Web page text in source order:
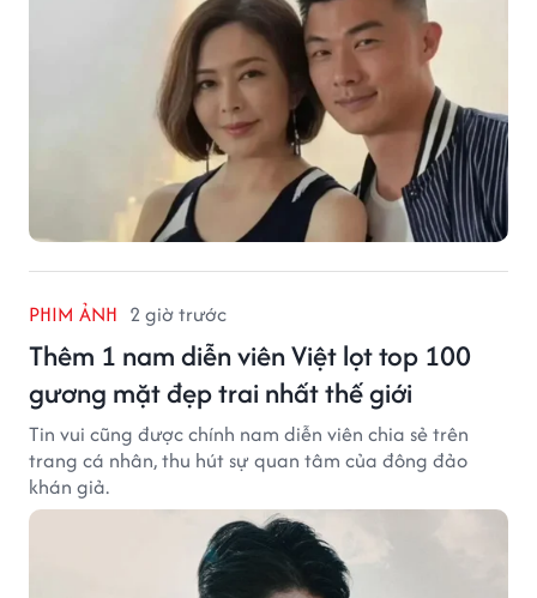
PHIM ẢNH 2 giờ trước
Thêm 1 nam diễn viên Việt lọt top 100
gương mặt đẹp trai nhất thế giới
Tin vui cũng được chính nam diễn viên chia sẻ trên
trang cá nhân, thu hút sự quan tâm của đông đảo
khán giả.